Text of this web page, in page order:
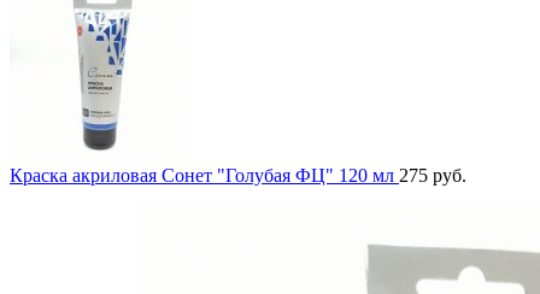
Краска акриловая Сонет "Голубая ФЦ" 120 мл 275 руб.